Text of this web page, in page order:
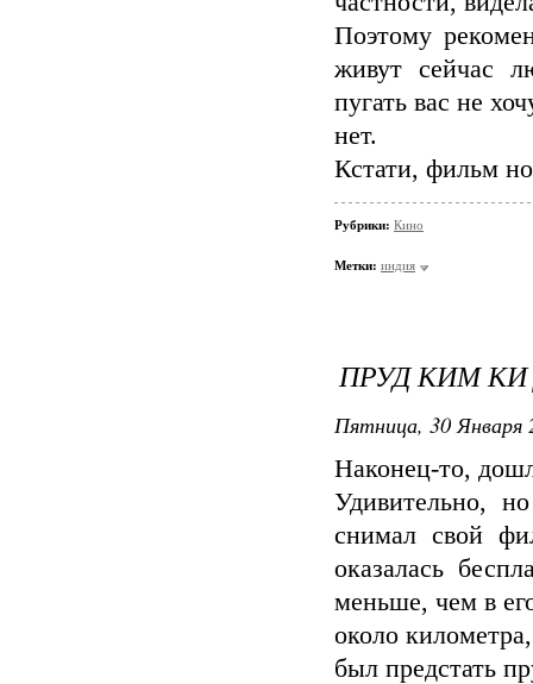
Поэтому
живут сейчас
пугать вас не
нет.
Кстати, фильм
Рубрики: Кино
Метки: индия
ПРУД КИМ
Пятница, 30 Января
Наконец-то,
Удивительно,
снимал свой
оказалась
меньше, чем в
около
был предстать